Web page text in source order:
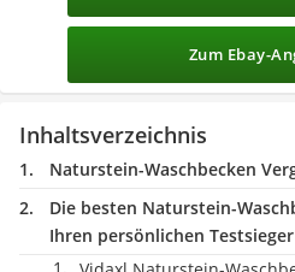
Zum Ebay-
Inhaltsverzeichnis
Naturstein-Waschbecken
Die besten Naturstein-
Ihren persönlichen